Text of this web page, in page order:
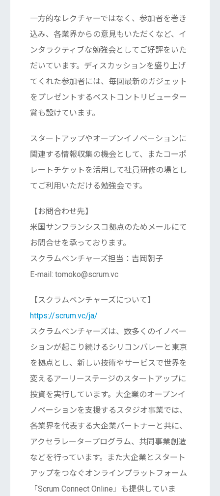
一方的なレクチャーではなく、参加者を巻き
込み、各業界からの意見もいただくなど、イ
ンタラクティブな勉強会としてご好評をいた
だいています。ディスカッションを盛り上げ
てくれた参加者には、毎回最新のガジェット
をプレゼントするベストコントリビューター
賞も設けています。
スタートアップやオープンイノベーションに
関連する情報収集の機会として、またコーポ
レートチケットを活用して社員研修の場とし
てご利用いただける勉強会です。
【お問合わせ先】
米国サンフランシスコ拠点のためメールにて
お問合せを承っております。
スクラムベンチャーズ担当：吉岡朝子
E-mail: tomoko@scrum.vc
【スクラムベンチャーズについて】
https://scrum.vc/ja/
スクラムベンチャーズは、数多くのイノベー
ションが起こり続けるシリコンバレーと東京
を拠点とし、新しい技術やサービスで世界を
変えるアーリーステージのスタートアップに
投資を実行しています。大企業のオープンイ
ノベーションを支援するスタジオ事業では、
各業界を代表する大企業パートナーと共に、
アクセラレータープログラム、共同事業創造
などを行っています。また大企業とスタート
アップをつなぐオンラインプラットフォーム
「Scrum Connect Online」も提供していま